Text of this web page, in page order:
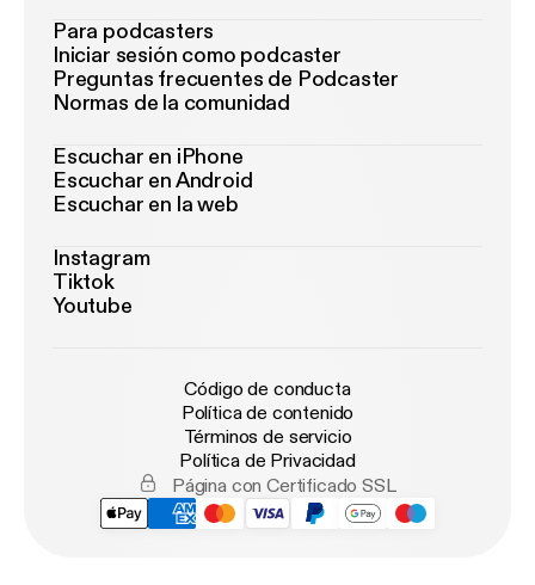
Para podcasters
Iniciar sesión como podcaster
Preguntas frecuentes de Podcaster
Normas de la comunidad
Escuchar en iPhone
Escuchar en Android
Escuchar en la web
Instagram
Tiktok
Youtube
Código de conducta
Política de contenido
Términos de servicio
Política de Privacidad
Página con Certificado SSL